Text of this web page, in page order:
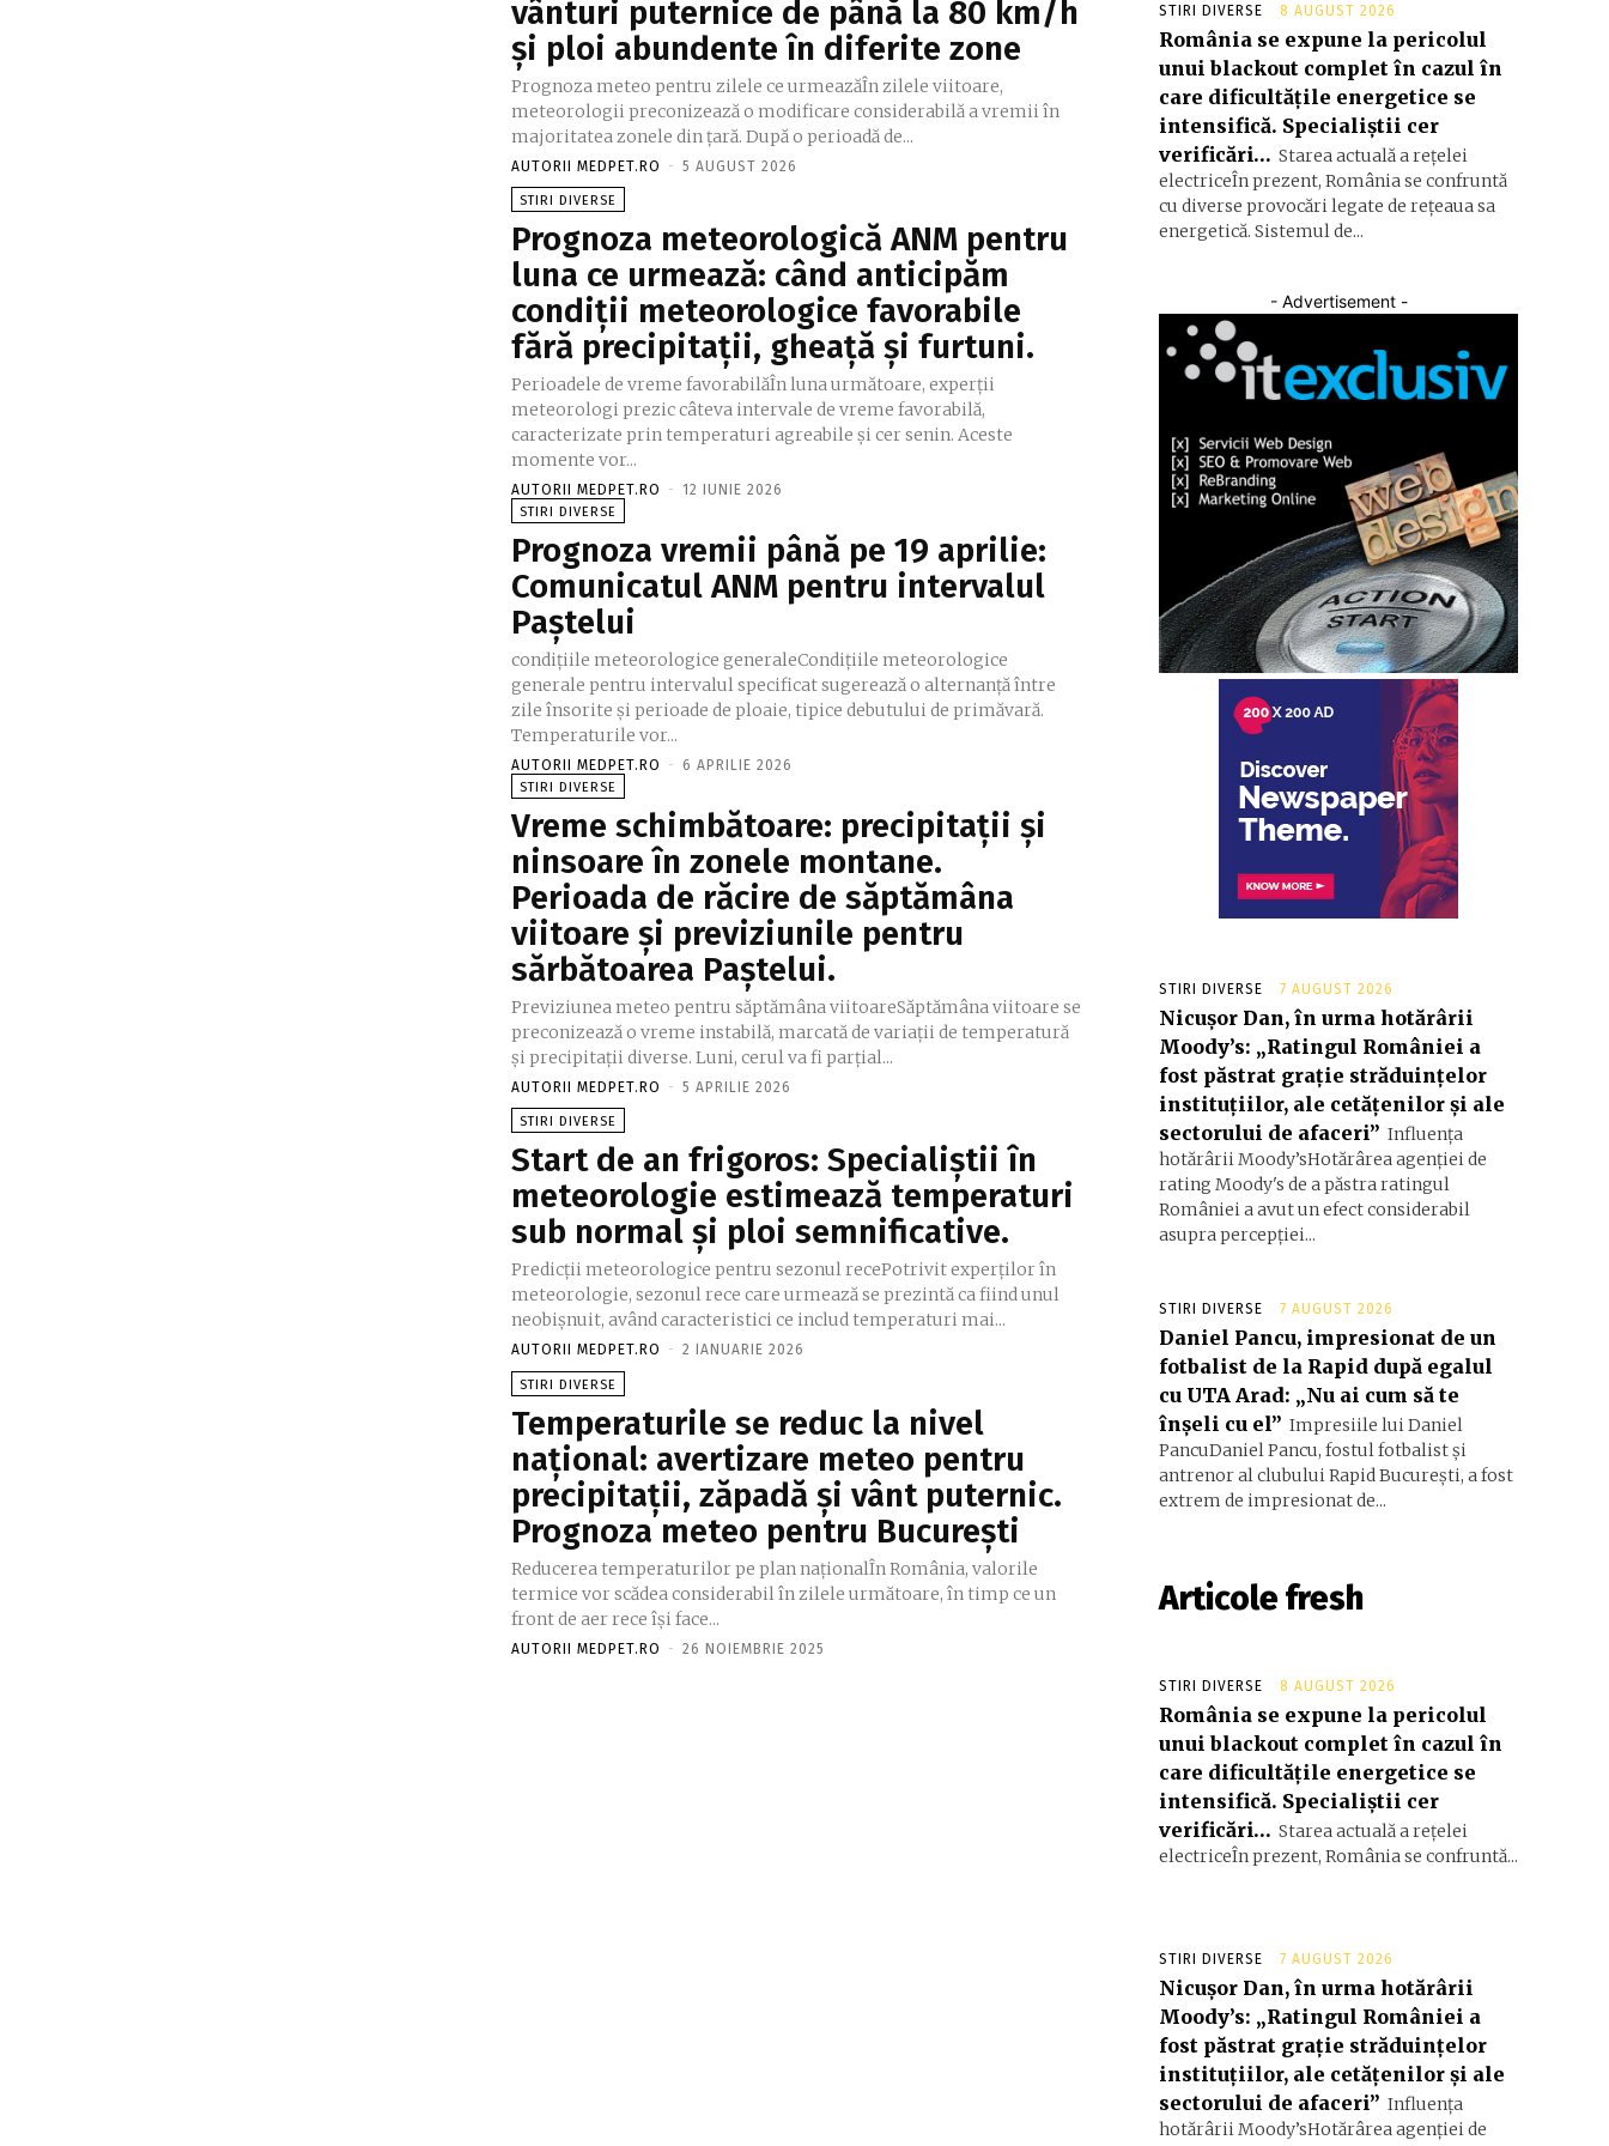
vânturi puternice de până la 80 km/h
și ploi abundente în diferite zone
Prognoza meteo pentru zilele ce urmeazăÎn zilele viitoare,
meteorologii preconizează o modificare considerabilă a vremii în
majoritatea zonele din țară. După o perioadă de...
AUTORII MEDPET.RO - 5 AUGUST 2026
STIRI DIVERSE
Prognoza meteorologică ANM pentru
luna ce urmează: când anticipăm
condiții meteorologice favorabile
fără precipitații, gheață și furtuni.
Perioadele de vreme favorabilăÎn luna următoare, experții
meteorologi prezic câteva intervale de vreme favorabilă,
caracterizate prin temperaturi agreabile și cer senin. Aceste
momente vor...
AUTORII MEDPET.RO - 12 IUNIE 2026
STIRI DIVERSE
Prognoza vremii până pe 19 aprilie:
Comunicatul ANM pentru intervalul
Paștelui
condițiile meteorologice generaleCondițiile meteorologice
generale pentru intervalul specificat sugerează o alternanță între
zile însorite și perioade de ploaie, tipice debutului de primăvară.
Temperaturile vor...
AUTORII MEDPET.RO - 6 APRILIE 2026
STIRI DIVERSE
Vreme schimbătoare: precipitații și
ninsoare în zonele montane.
Perioada de răcire de săptămâna
viitoare și previziunile pentru
sărbătoarea Paștelui.
Previziunea meteo pentru săptămâna viitoareSăptămâna viitoare se
preconizează o vreme instabilă, marcată de variații de temperatură
și precipitații diverse. Luni, cerul va fi parțial...
AUTORII MEDPET.RO - 5 APRILIE 2026
STIRI DIVERSE
Start de an frigoros: Specialiștii în
meteorologie estimează temperaturi
sub normal și ploi semnificative.
Predicții meteorologice pentru sezonul recePotrivit experților în
meteorologie, sezonul rece care urmează se prezintă ca fiind unul
neobișnuit, având caracteristici ce includ temperaturi mai...
AUTORII MEDPET.RO - 2 IANUARIE 2026
STIRI DIVERSE
Temperaturile se reduc la nivel
național: avertizare meteo pentru
precipitații, zăpadă și vânt puternic.
Prognoza meteo pentru București
Reducerea temperaturilor pe plan naționalÎn România, valorile
termice vor scădea considerabil în zilele următoare, în timp ce un
front de aer rece își face...
AUTORII MEDPET.RO - 26 NOIEMBRIE 2025
STIRI DIVERSE 8 AUGUST 2026
România se expune la pericolul
unui blackout complet în cazul în
care dificultățile energetice se
intensifică. Specialiștii cer
verificări… Starea actuală a rețelei
electriceÎn prezent, România se confruntă
cu diverse provocări legate de rețeaua sa
energetică. Sistemul de...
- Advertisement -
STIRI DIVERSE 7 AUGUST 2026
Nicușor Dan, în urma hotărârii
Moody’s: „Ratingul României a
fost păstrat grație străduințelor
instituțiilor, ale cetățenilor și ale
sectorului de afaceri” Influența
hotărârii Moody’sHotărârea agenției de
rating Moody's de a păstra ratingul
României a avut un efect considerabil
asupra percepției...
STIRI DIVERSE 7 AUGUST 2026
Daniel Pancu, impresionat de un
fotbalist de la Rapid după egalul
cu UTA Arad: „Nu ai cum să te
înșeli cu el” Impresiile lui Daniel
PancuDaniel Pancu, fostul fotbalist și
antrenor al clubului Rapid București, a fost
extrem de impresionat de...
Articole fresh
STIRI DIVERSE 8 AUGUST 2026
România se expune la pericolul
unui blackout complet în cazul în
care dificultățile energetice se
intensifică. Specialiștii cer
verificări… Starea actuală a rețelei
electriceÎn prezent, România se confruntă...
STIRI DIVERSE 7 AUGUST 2026
Nicușor Dan, în urma hotărârii
Moody’s: „Ratingul României a
fost păstrat grație străduințelor
instituțiilor, ale cetățenilor și ale
sectorului de afaceri” Influența
hotărârii Moody’sHotărârea agenției de